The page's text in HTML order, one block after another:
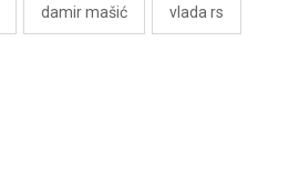
damir mašić vlada rs